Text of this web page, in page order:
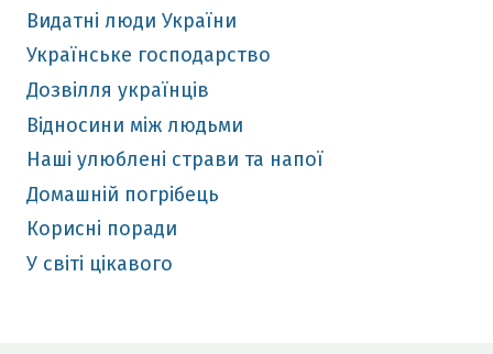
Видатні люди України
Українське господарство
Дозвілля українців
Відносини між людьми
Наші улюблені страви та напої
Домашній погрібець
Корисні поради
У світі цікавого